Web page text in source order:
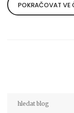
POKRAČOVAT VE